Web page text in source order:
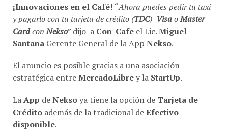
¡Innovaciones en el Café! “Ahora puedes pedir tu taxi
y pagarlo con tu tarjeta de crédito (TDC) VisaoMaster
Cardcon Nekso” dijo a Con-Cafe el Lic.Miguel
Santana Gerente General de la App Nekso.
El anuncio es posible gracias a una asociación
estratégica entreMercadoLibrey la StartUp.
LaApp deNeksoya tiene la opción de Tarjeta de
Crédito además de la tradicional deEfectivo
disponible.